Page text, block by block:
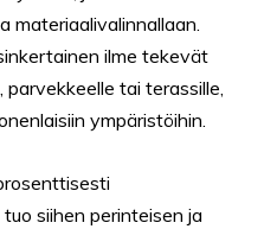
materiaalivalinnallaan.
ilme tekevät
tai terassille,
ympäristöihin.
siihen perinteisen ja